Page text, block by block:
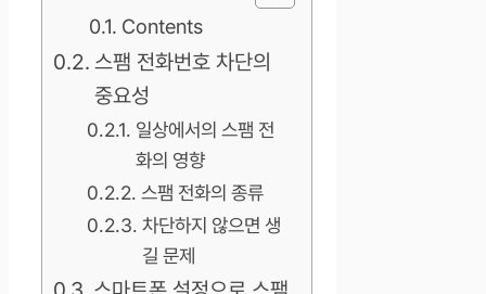
Contents
스팸 전화번호 차단의
중요성
일상에서의 스팸 전
화의 영향
스팸 전화의 종류
차단하지 않으면 생
길 문제